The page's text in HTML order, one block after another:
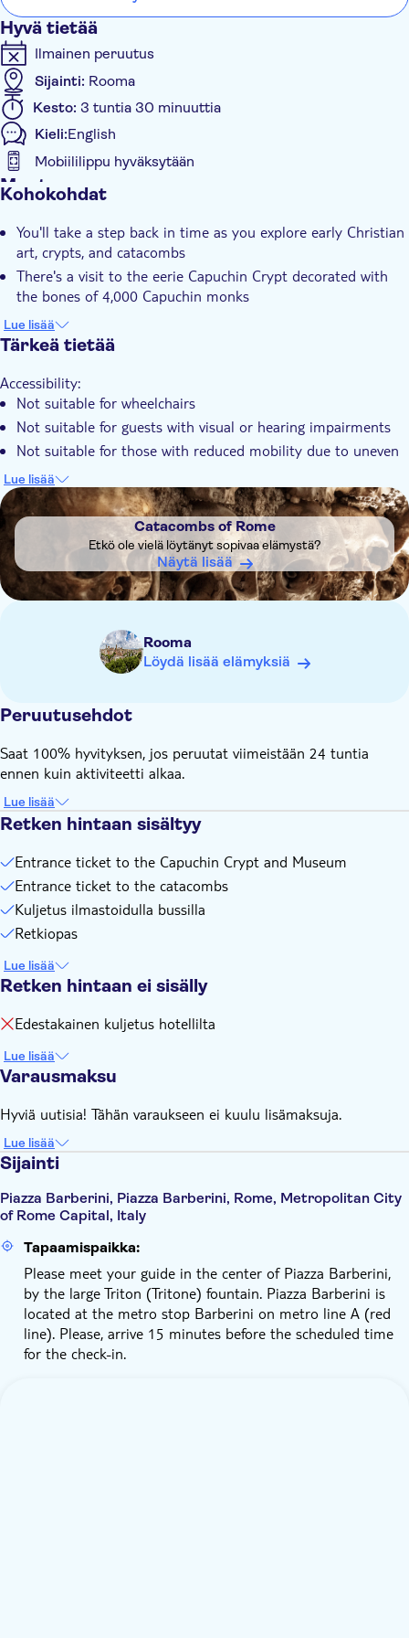
unforgettable exploration of Rome's hidden treasures.
This is a unique tour of Rome which will give you a different
perspective on the fascinating culture of the Eternal City.
Hyvä tietää
Ilmainen peruutus
Sijainti: Rooma
Kesto: 3 tuntia 30 minuuttia
Kieli:English
Mobiililippu hyväksytään
Muuta
Sisäänpääsymaksu sisältyy
Opastettu kierros
E-lippu
Small group
Pukukoodi
Kohokohdat
You'll take a step back in time as you explore early Christian
art, crypts, and catacombs
There's a visit to the eerie Capuchin Crypt decorated with
the bones of 4,000 Capuchin monks
You can explore the Basilica of San Martino ai Monti and its
ancient chambers once used by early Christians
deep spiritual roots of the Eternal City
Your expert guide will share fascinating stories about Rome's
mysterious underground history
Lue lisää
Tärkeä tietää
Accessibility:
Not suitable for wheelchairs
Not suitable for guests with visual or hearing impairments
Not suitable for those with reduced mobility due to uneven
paths or steps
Not allowed:
Strollers and baby carriages are not permitted
Know in advance:
Please be aware that some locations may be busy during
standard hours
This service ends at Piazza Barberini or the exit of San
Please note, on Sundays the Church visits is not guaranteed
due to liturgical activities
guides instead of a guided tour as per new rules imposed by
Remember to bring:
This tour involves a fair amount of walking, hills, and stairs
so please wear comfortable shoes
Please note that entrance into churches requires a strict
dress code. Knees and shoulders must be covered for both
men and women
Lue lisää
DSA1Catacombs of Rome
Catacombs of Rome
Etkö ole vielä löytänyt sopivaa elämystä?
Näytä lisää
Rooma
Löydä lisää elämyksiä
Peruutusehdot
Saat 100% hyvityksen, jos peruutat viimeistään 24 tuntia
ennen kuin aktiviteetti alkaa.
Lue lisää
Retken hintaan sisältyy
Entrance ticket to the Capuchin Crypt and Museum
Entrance ticket to the catacombs
Kuljetus ilmastoidulla bussilla
Retkiopas
Lue lisää
Retken hintaan ei sisälly
Edestakainen kuljetus hotellilta
Lue lisää
Varausmaksu
Hyviä uutisia! Tähän varaukseen ei kuulu lisämaksuja.
Lue lisää
Sijainti
Piazza Barberini, Piazza Barberini, Rome, Metropolitan City
of Rome Capital, Italy
Tapaamispaikka:
Please meet your guide in the center of Piazza Barberini,
by the large Triton (Tritone) fountain. Piazza Barberini is
located at the metro stop Barberini on metro line A (red
line). Please, arrive 15 minutes before the scheduled time
for the check-in.